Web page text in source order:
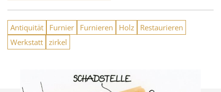
Antiquität Furnier Furnieren Holz
Restaurieren
Werkstatt zirkel